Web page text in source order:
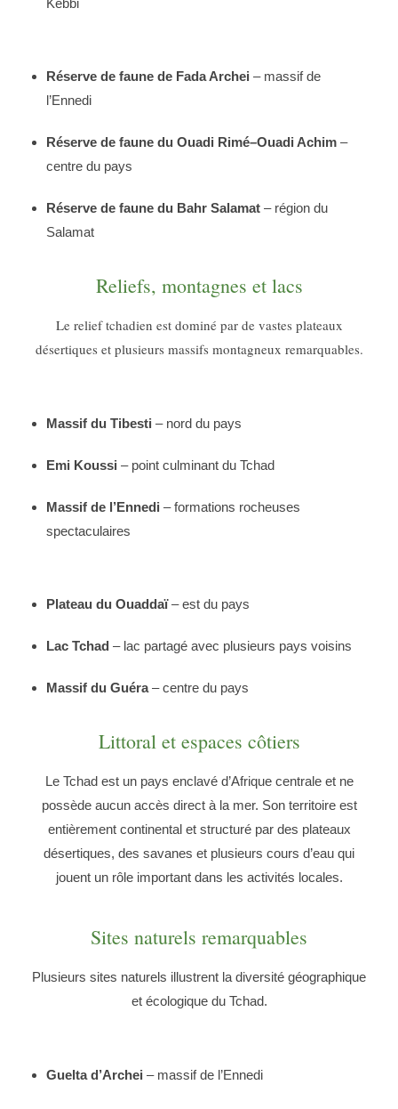
Réserve de faune de Fada Archei – massif de
l’Ennedi
Réserve de faune du Ouadi Rimé–Ouadi Achim –
centre du pays
Réserve de faune du Bahr Salamat – région du
Salamat
Reliefs, montagnes et lacs
Le relief tchadien est dominé par de vastes plateaux
désertiques et plusieurs massifs montagneux remarquables.
Massif du Tibesti – nord du pays
Emi Koussi – point culminant du Tchad
Massif de l’Ennedi – formations rocheuses
spectaculaires
Plateau du Ouaddaï– est du pays
Lac Tchad – lac partagé avec plusieurs pays voisins
Massif du Guéra– centre du pays
Littoral et espaces côtiers
Le Tchad est un pays enclavé d’Afrique centrale et ne
possède aucun accès direct à la mer. Son territoire est
entièrement continental et structuré par des plateaux
désertiques, des savanes et plusieurs cours d’eau qui
jouent un rôle important dans les activités locales.
Sites naturels remarquables
Plusieurs sites naturels illustrent la diversité géographique
et écologique du Tchad.
Guelta d’Archei – massif de l’Ennedi